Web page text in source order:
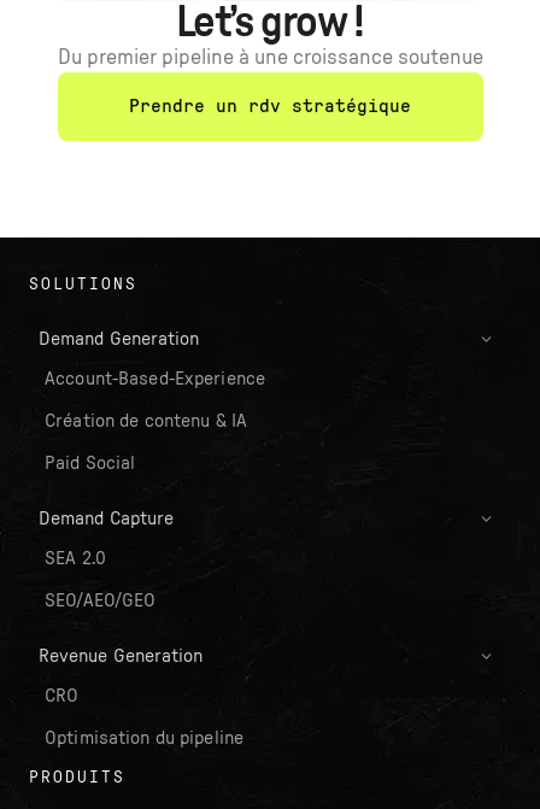
Let’s grow !
Du premier pipeline à une croissance soutenue
Prendre un rdv stratégique
SOLUTIONS
Demand Generation
Account-Based-Experience
Création de contenu & IA
Paid Social
Demand Capture
SEA 2.0
SEO/AEO/GEO
Revenue Generation
CRO
Optimisation du pipeline
PRODUITS